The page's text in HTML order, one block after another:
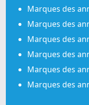
Marques des
Marques des
Marques des
Marques des
Marques des
Marques des